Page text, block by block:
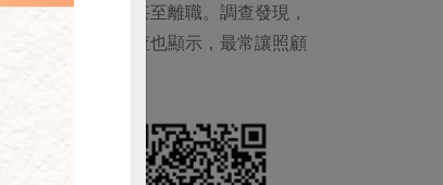
、留職停薪、甚至離職。調查發現，
乏照顧替手。調查也顯示，最常讓照顧